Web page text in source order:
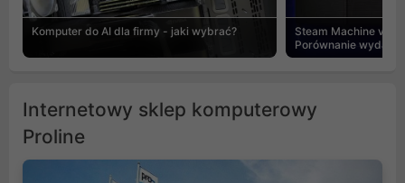
Komputer do AI dla firmy - jaki wybrać?
Steam Machine vs
Porównanie
Internetowy sklep komputerowy
Proline